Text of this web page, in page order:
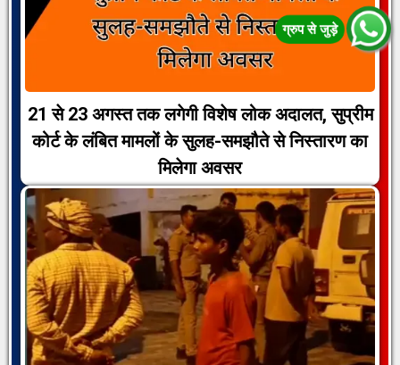
21 से 23 अगस्त तक लगेगी विशेष लोक अदालत, सुप्रीम
कोर्ट के लंबित मामलों के सुलह-समझौते से निस्तारण का
मिलेगा अवसर